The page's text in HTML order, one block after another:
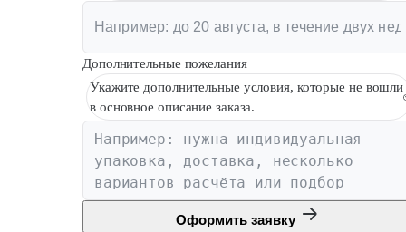
Дополнительные пожелания
Укажите дополнительные условия, которые не вошли
в основное описание заказа.
Оформить заявку